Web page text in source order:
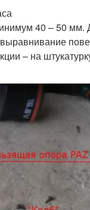
40 – 50 мм.
– на